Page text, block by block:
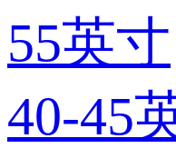
55英寸
40-45